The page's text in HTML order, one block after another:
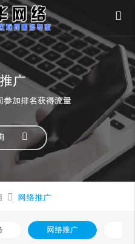
广
参加排名获得流量
询
网络推广
网络推广